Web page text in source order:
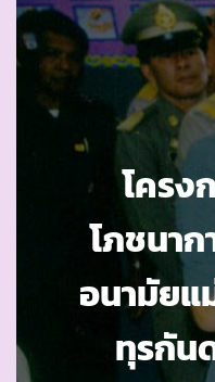
โครง
โภชนา
อนามัยแ
ทุรกัน